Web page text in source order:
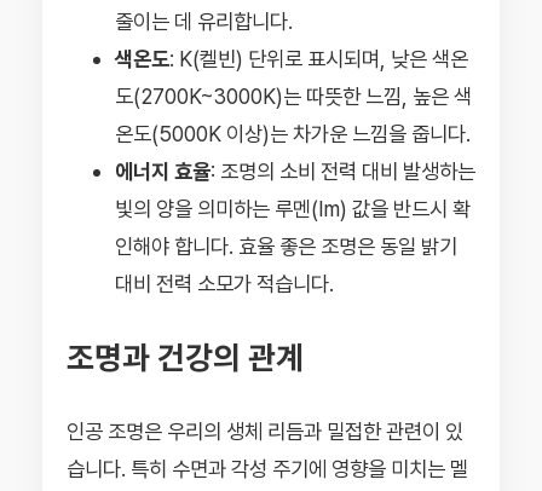
줄이는 데 유리합니다.
색온도: K(켈빈) 단위로 표시되며, 낮은 색온
도(2700K~3000K)는 따뜻한 느낌, 높은 색
온도(5000K 이상)는 차가운 느낌을 줍니다.
에너지 효율: 조명의 소비 전력 대비 발생하는
빛의 양을 의미하는 루멘(lm) 값을 반드시 확
인해야 합니다. 효율 좋은 조명은 동일 밝기
대비 전력 소모가 적습니다.
조명과 건강의 관계
인공 조명은 우리의 생체 리듬과 밀접한 관련이 있
습니다. 특히 수면과 각성 주기에 영향을 미치는 멜